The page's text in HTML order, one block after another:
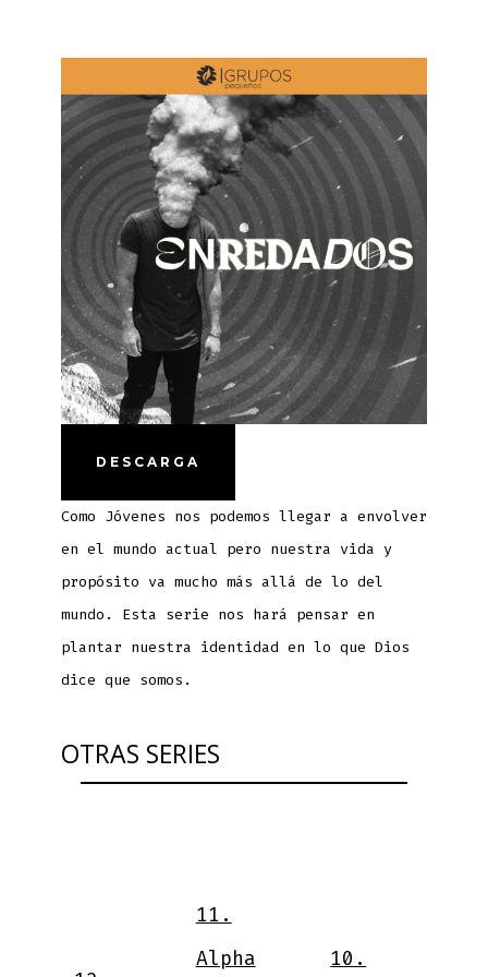
DESCARGA
Como Jóvenes nos podemos llegar a envolver
en el mundo actual pero nuestra vida y
propósito va mucho más allá de lo del
mundo. Esta serie nos hará pensar en
plantar nuestra identidad en lo que Dios
dice que somos.
OTRAS SERIES
11.
Alpha
10.